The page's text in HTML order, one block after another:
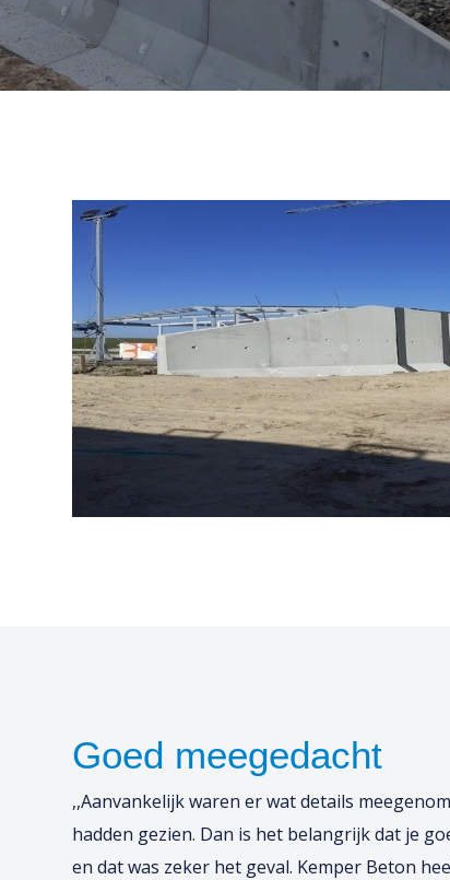
Goed meegedacht
,,Aanvankelijk waren er wat details
hadden gezien. Dan is het belangrijk dat je
en dat was zeker het geval. Kemper Beton